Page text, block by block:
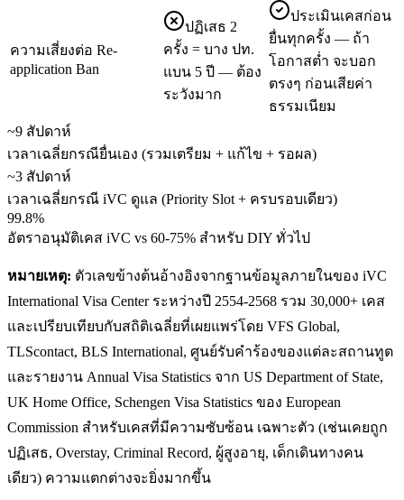
ความเสี่ยงต่อ Re-
application Ban
ปฏิเสธ 2
ครั้ง = บาง ปท.
แบน 5 ปี — ต้อง
ระวังมาก
ประเมินเคสก่อน
ยื่นทุกครั้ง — ถ้า
โอกาสต่ำ จะบอก
ตรงๆ ก่อนเสียค่า
ธรรมเนียม
~9 สัปดาห์
เวลาเฉลี่ยกรณียื่นเอง (รวมเตรียม + แก้ไข + รอผล)
~3 สัปดาห์
เวลาเฉลี่ยกรณี iVC ดูแล (Priority Slot + ครบรอบเดียว)
99.8%
อัตราอนุมัติเคส iVC vs 60-75% สำหรับ DIY ทั่วไป
หมายเหตุ: ตัวเลขข้างต้นอ้างอิงจากฐานข้อมูลภายในของ iVC
International Visa Center ระหว่างปี 2554-2568 รวม 30,000+ เคส
และเปรียบเทียบกับสถิติเฉลี่ยที่เผยแพร่โดย VFS Global,
TLScontact, BLS International, ศูนย์รับคำร้องของแต่ละสถานทูต
และรายงาน Annual Visa Statistics จาก US Department of State,
UK Home Office, Schengen Visa Statistics ของ European
Commission สำหรับเคสที่มีความซับซ้อน เฉพาะตัว (เช่นเคยถูก
ปฏิเสธ, Overstay, Criminal Record, ผู้สูงอายุ, เด็กเดินทางคน
เดียว) ความแตกต่างจะยิ่งมากขึ้น